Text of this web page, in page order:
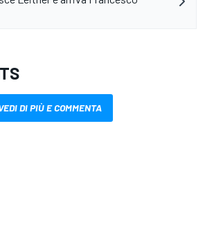
DI PIÙ E COMMENTA